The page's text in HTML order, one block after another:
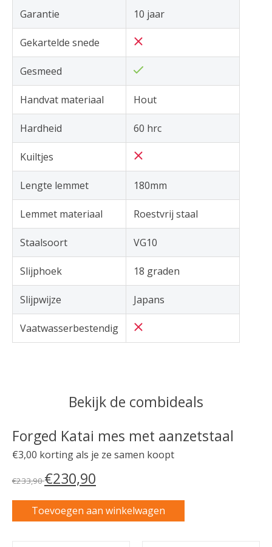
Garantie 10 jaar
Gekartelde snede
Gesmeed
Handvat materiaal Hout
Hardheid 60 hrc
Kuiltjes
Lengte lemmet 180mm
Lemmet materiaal Roestvrij staal
Staalsoort VG10
Slijphoek 18 graden
Slijpwijze Japans
Vaatwasserbestendig
Bekijk de combideals
Forged Katai mes met aanzetstaal
€3,00 korting als je ze samen koopt
€233,90€230,90
Toevoegen aan winkelwagen